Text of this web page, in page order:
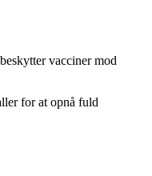
vacciner mod
for at opnå fuld